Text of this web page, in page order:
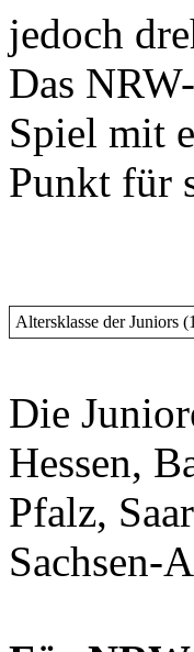
jedoch
Das
Spiel mit
Punkt für
Altersklasse der Juniors
Die
Hessen,
Pfalz,
Sachsen-